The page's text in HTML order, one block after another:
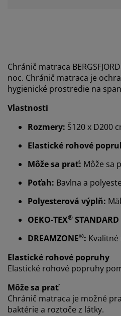
Chránič matraca
noc. Chránič matraca je
hygienické prostredie na
Vlastnosti
Rozmery: Š120 x D200
Elastické rohové
Môže sa prať: Môže sa
Poťah: Bavlna a
Polyesterová výplň:
OEKO-TEX® STANDARD
DREAMZONE®: Kvalitné
Elastické rohové popruhy
Elastické rohové popruhy
Môže sa prať
Chránič matraca je možné
baktérie a roztoče z látky.